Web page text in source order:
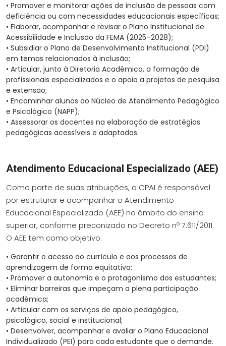
• Promover e monitorar ações de inclusão de pessoas com
deficiência ou com necessidades educacionais específicas;
• Elaborar, acompanhar e revisar o Plano Institucional de
Acessibilidade e Inclusão da FEMA (2025–2028);
• Subsidiar o Plano de Desenvolvimento Institucional (PDI)
em temas relacionados à inclusão;
• Articular, junto à Diretoria Acadêmica, a formação de
profissionais especializados e o apoio a projetos de pesquisa
e extensão;
• Encaminhar alunos ao Núcleo de Atendimento Pedagógico
e Psicológico (NAPP);
• Assessorar os docentes na elaboração de estratégias
pedagógicas acessíveis e adaptadas.
Atendimento Educacional Especializado (AEE)
Como parte de suas atribuições, a CPAI é responsável
por estruturar e acompanhar o Atendimento
Educacional Especializado (AEE) no âmbito do ensino
superior, conforme preconizado no Decreto nº 7.611/2011.
O AEE tem como objetivo:
• Garantir o acesso ao currículo e aos processos de
aprendizagem de forma equitativa;
• Promover a autonomia e o protagonismo dos estudantes;
• Eliminar barreiras que impeçam a plena participação
acadêmica;
• Articular com os serviços de apoio pedagógico,
psicológico, social e institucional;
• Desenvolver, acompanhar e avaliar o Plano Educacional
Individualizado (PEI) para cada estudante que o demande.